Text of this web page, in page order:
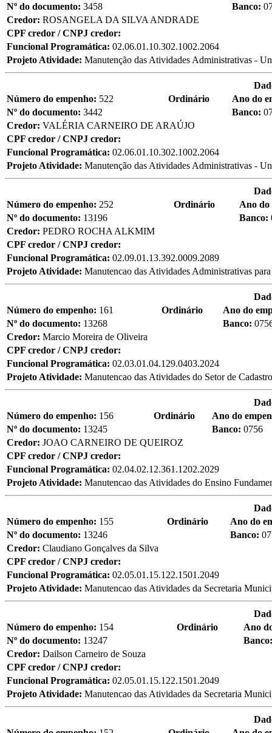
Nº do documento: 3458 Banco:
Credor: ROSANGELA DA SILVA ANDRADE
CPF credor / CNPJ credor:
Funcional Programática: 02.06.01.10.302.1002.2064
Projeto Atividade: Manutenção das Atividades Administrativas -
Número do empenho: 522 Ordinário
Ano do
Nº do documento: 3442 Banco:
Credor: VALÉRIA CARNEIRO DE ARAÚJO
CPF credor / CNPJ credor:
Funcional Programática: 02.06.01.10.302.1002.2064
Projeto Atividade: Manutenção das Atividades Administrativas -
Número do empenho: 252 Ordinário
Ano
Nº do documento: 13196 Banco:
Credor: PEDRO ROCHA ALKMIM
CPF credor / CNPJ credor:
Funcional Programática: 02.09.01.13.392.0009.2089
Projeto Atividade: Manutencao das Atividades Administrativas
Número do empenho: 161 Ordinário
Ano do
Nº do documento: 13268 Banco:
Credor: Marcio Moreira de Oliveira
CPF credor / CNPJ credor:
Funcional Programática: 02.03.01.04.129.0403.2024
Projeto Atividade: Manutencao das Atividades do Setor de
Número do empenho: 156 Ordinário
Ano do
Nº do documento: 13245 Banco: 0756
Credor: JOAO CARNEIRO DE QUEIROZ
CPF credor / CNPJ credor:
Funcional Programática: 02.04.02.12.361.1202.2029
Projeto Atividade: Manutencao das Atividades do Ensino
Número do empenho: 155 Ordinário
Ano do
Nº do documento: 13246 Banco:
Credor: Claudiano Gonçalves da Silva
CPF credor / CNPJ credor:
Funcional Programática: 02.05.01.15.122.1501.2049
Projeto Atividade: Manutencao das Atividades da Secretaria
Número do empenho: 154 Ordinário
Ano
Nº do documento: 13247
Credor: Dailson Carneiro de Souza
CPF credor / CNPJ credor:
Funcional Programática: 02.05.01.15.122.1501.2049
Projeto Atividade: Manutencao das Atividades da Secretaria